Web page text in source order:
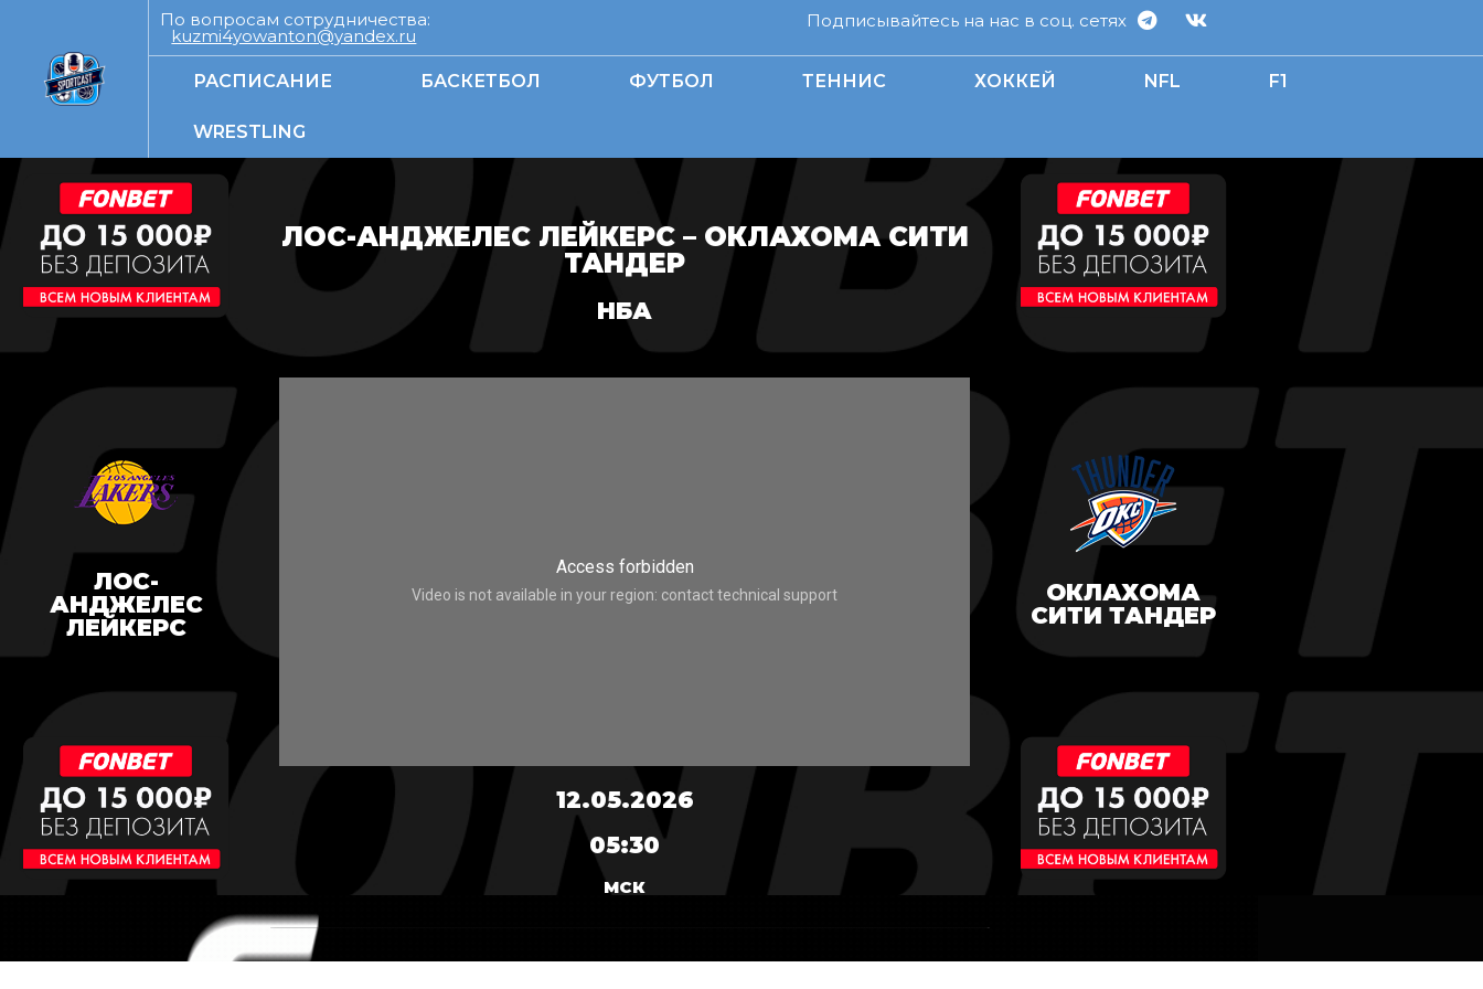
По вопросам сотрудничества:
kuzmi4yowanton@yandex.ru
Подписывайтесь на нас в соц. сетях
РАСПИСАНИЕ БАСКЕТБОЛ ФУТБОЛ ТЕННИС ХОККЕЙ NFL F1
WRESTLING
ЛОС-
АНДЖЕЛЕС
ЛЕЙКЕРС
ЛОС-АНДЖЕЛЕС ЛЕЙКЕРС – ОКЛАХОМА СИТИ
ТАНДЕР
НБА
12.05.2026
05:30
МСК
ОКЛАХОМА
СИТИ ТАНДЕР